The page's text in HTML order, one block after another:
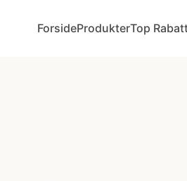
ForsideProdukterTop